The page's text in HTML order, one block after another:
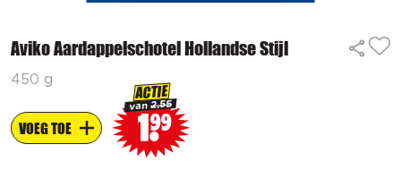
Aviko Aardappelschotel Hollandse Stijl
450 g
VOEG TOE
ACTIE
van2.55
1 99